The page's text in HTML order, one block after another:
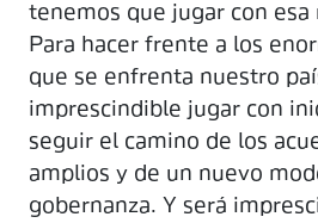
tenemos que jugar con esa
Para hacer frente a los
que se enfrenta nuestro
imprescindible jugar con
seguir el camino de los
amplios y de un nuevo
gobernanza. Y será